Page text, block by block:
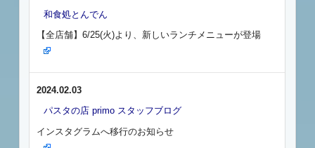
和食処とんでん
【全店舗】6/25(火)より、新しいランチメニューが登場
2024.02.03
パスタの店 primo スタッフブログ
インスタグラムへ移行のお知らせ